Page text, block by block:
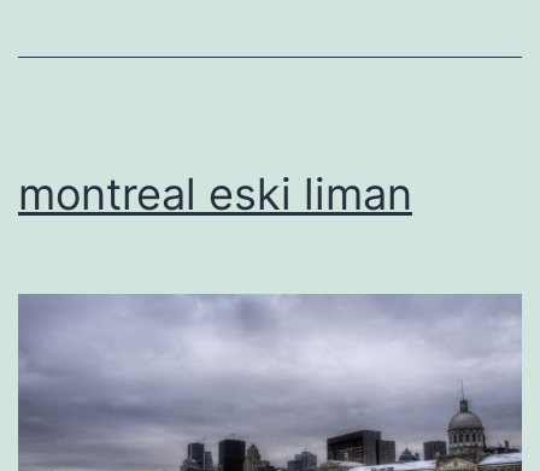
montreal eski liman